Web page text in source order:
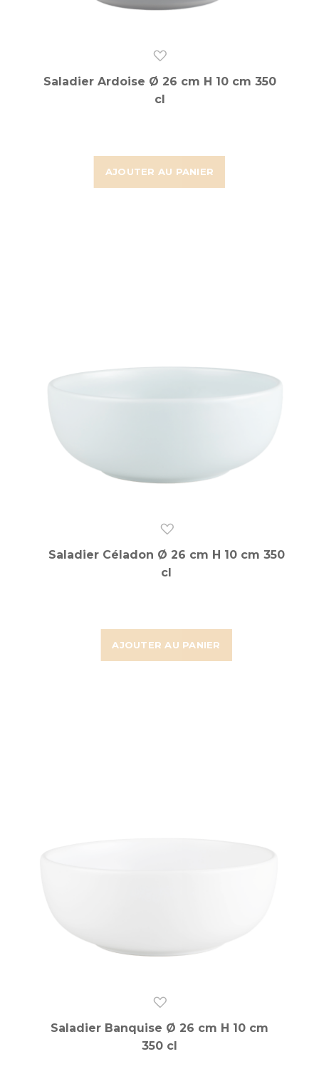
AJOUTER AU PANIER
Saladier Ardoise Ø 26 cm H 10 cm 350
cl
AJOUTER AU PANIER
Saladier Céladon Ø 26 cm H 10 cm 350
cl
Saladier Banquise Ø 26 cm H 10 cm
350 cl